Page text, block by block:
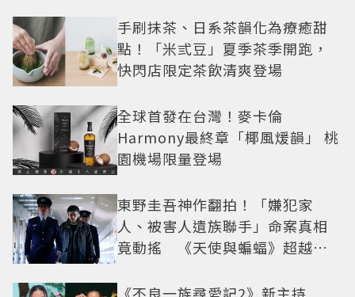
手刷抹茶、日系茶韻化為療癒甜
點！「米弎豆」夏季茶季開跑，
快閃店限定茶飲清爽登場
全球首發在台灣！麥卡倫
Harmony最終章「椰風煖韻」 桃
園機場限量登場
東野圭吾神作翻拍！「嫌犯家
人、被害人遺族聯手」命案真相
竟動搖 《天使與蝙蝠》超越懸